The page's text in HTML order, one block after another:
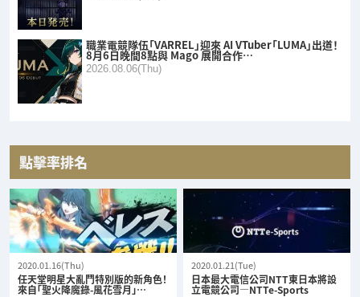
職業電競隊伍「VARREL」迎來 AI VTuber「LUMA」出道！
8月6日晚間8點與 Mago 展開合作…
2026.08.06(Thu)
點擊率排名
2020.01.16(Thu)
任天堂明星大亂鬥特別版的新角色！
來自「聖火降魔錄-風花雪月」…
2020.01.21(Tue)
日本最大電信公司NTT東日本將設
立電競公司—NTTe-Sports